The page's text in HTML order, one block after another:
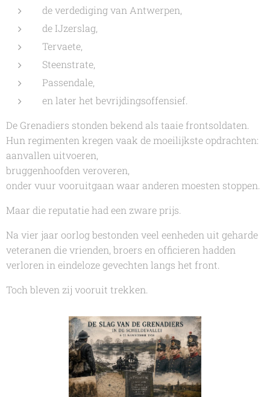
de verdediging van Antwerpen,
de IJzerslag,
Tervaete,
Steenstrate,
Passendale,
en later het bevrijdingsoffensief.
De Grenadiers stonden bekend als taaie frontsoldaten.
Hun regimenten kregen vaak de moeilijkste opdrachten:
aanvallen uitvoeren,
bruggenhoofden veroveren,
onder vuur vooruitgaan waar anderen moesten stoppen.
Maar die reputatie had een zware prijs.
Na vier jaar oorlog bestonden veel eenheden uit geharde
veteranen die vrienden, broers en officieren hadden
verloren in eindeloze gevechten langs het front.
Toch bleven zij vooruit trekken.